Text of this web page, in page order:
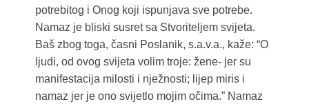
potrebitog i Onog koji ispunjava sve potrebe.
Namaz je bliski susret sa Stvoriteljem svijeta.
Baš zbog toga, časni Poslanik, s.a.v.a., kaže: “O
ljudi, od ovog svijeta volim troje: žene- jer su
manifestacija milosti i nježnosti; lijep miris i
namaz jer je ono svijetlo mojim očima.” Namaz